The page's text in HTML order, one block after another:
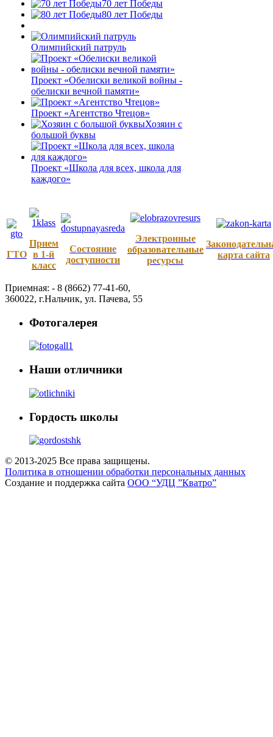
70 лет Победы
80 лет Победы
Олимпийский патруль
Проект «Обелиски великой войны -
обелиски вечной памяти»
Проект «Агентство Чтецов»
Хозяин с
большой буквы
Проект «Школа для всех, школа для
каждого»
ГТО
Прием
в 1-й
класс
Состояние
доступности
Электронные
образовательные
ресурсы
карта сайта
Приемная: - 8 (8662) 77-41-60,
360022, г.Нальчик, ул. Пачева, 55
Фотогалерея
Наши отличники
Гордость школы
© 2013-2025 Все права защищены.
Политика в отношении обработки персональных данных
Создание и поддержка сайта ООО “УДЦ ”Кватро”